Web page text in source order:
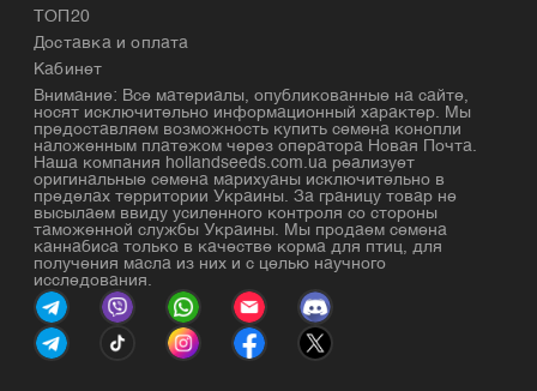
ТОП20
Доставка и оплата
Кабинет
Внимание: Все материалы, опубликованные на сайте,
носят исключительно информационный характер. Мы
предоставляем возможность купить семена конопли
наложенным платежом через оператора Новая Почта.
Наша компания hollandseeds.com.ua реализует
оригинальные семена марихуаны исключительно в
пределах территории Украины. За границу товар не
высылаем ввиду усиленного контроля со стороны
таможенной службы Украины. Мы продаем семена
каннабиса только в качестве корма для птиц, для
получения масла из них и с целью научного
исследования.